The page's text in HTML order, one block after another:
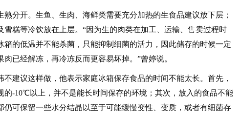
开。生鱼、生肉、海鲜类需要充分加热的生食品建议放下层；
糕等冷饮放在上层。“因为生的肉类在加工、运输、售卖过程时
箱的低温并不能杀菌，只能抑制细菌的活力，因此储存的时候一定
已经解冻，再冷冻反而更容易坏掉。”曾婷说。
议这样做，他表示家庭冰箱保存食品的时间不能太长。首先，
的-10℃以上，并不是能长时间保存的环境；其次，放入的食品不能
仍可保留一些水分结晶以至于可能缓慢变性、变质，或者有细菌存